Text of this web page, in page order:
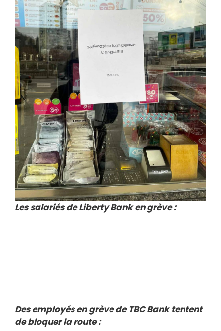
Les salariés de Liberty Bank en grève :
Des employés en grève de TBC Bank tentent
de bloquer la route :